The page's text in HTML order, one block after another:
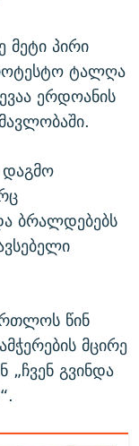
მეტი პირი
ტალღა
ერდოანის
ბრალდებებს
წინ
მცირე
გვინდა